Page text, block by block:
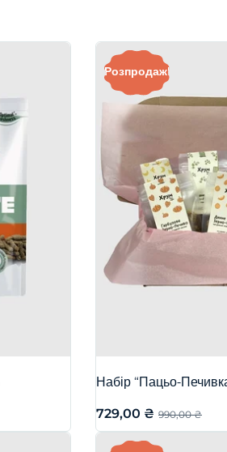
Розпродаж!
Набір “Пацьо-
990,00₴
729,00 ₴